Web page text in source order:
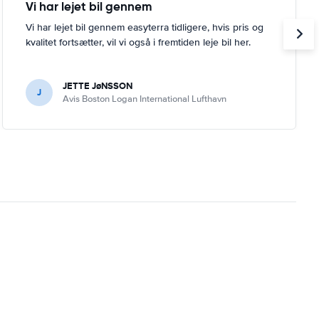
Vi har lejet bil gennem
Vi har lejet bil gennem easyterra tidligere, hvis pris og
kvalitet fortsætter, vil vi også i fremtiden leje bil her.
J JETTE JøNSSON
Avis Boston Logan International Lufthavn